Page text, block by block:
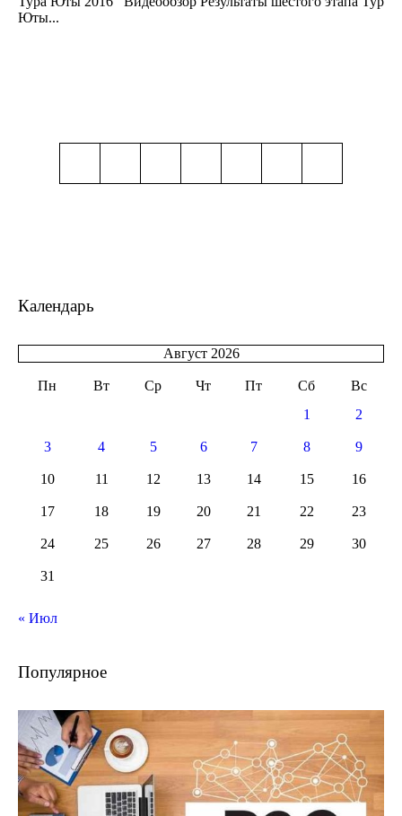
Юты...
Календарь
Август 2026
Пн Вт Ср Чт Пт Сб
Вс
1
2
3 4 5 6 7 8 9
10 11 12 13 14 15 16
17 18 19 20 21 22 23
24 25 26 27 28 29 30
31
« Июл
Популярное